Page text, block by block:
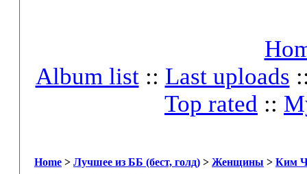
Album list:: Last uploads
Top rated ::
Home > Лучшее из ББ (бест, голд) > Женщины > Ким